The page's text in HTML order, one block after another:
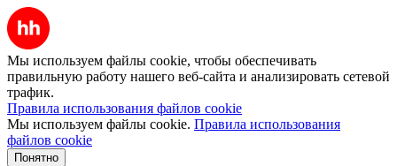
Мы используем файлы cookie, чтобы обеспечивать
правильную работу нашего веб-сайта и анализировать сетевой
трафик.
Правила использования файлов cookie
Мы используем файлы cookie. Правила использования
файлов cookie
Понятно